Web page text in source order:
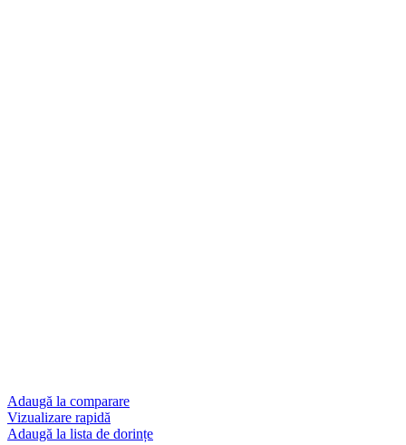
Adaugă la comparare
Vizualizare rapidă
Adaugă la lista de dorințe